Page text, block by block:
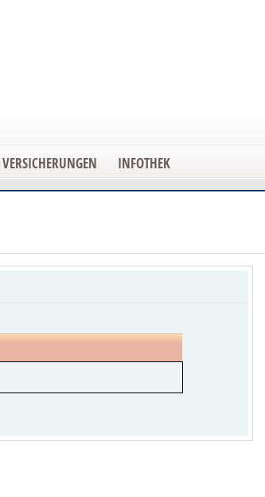
VERSICHERUNGEN INFOTHEK